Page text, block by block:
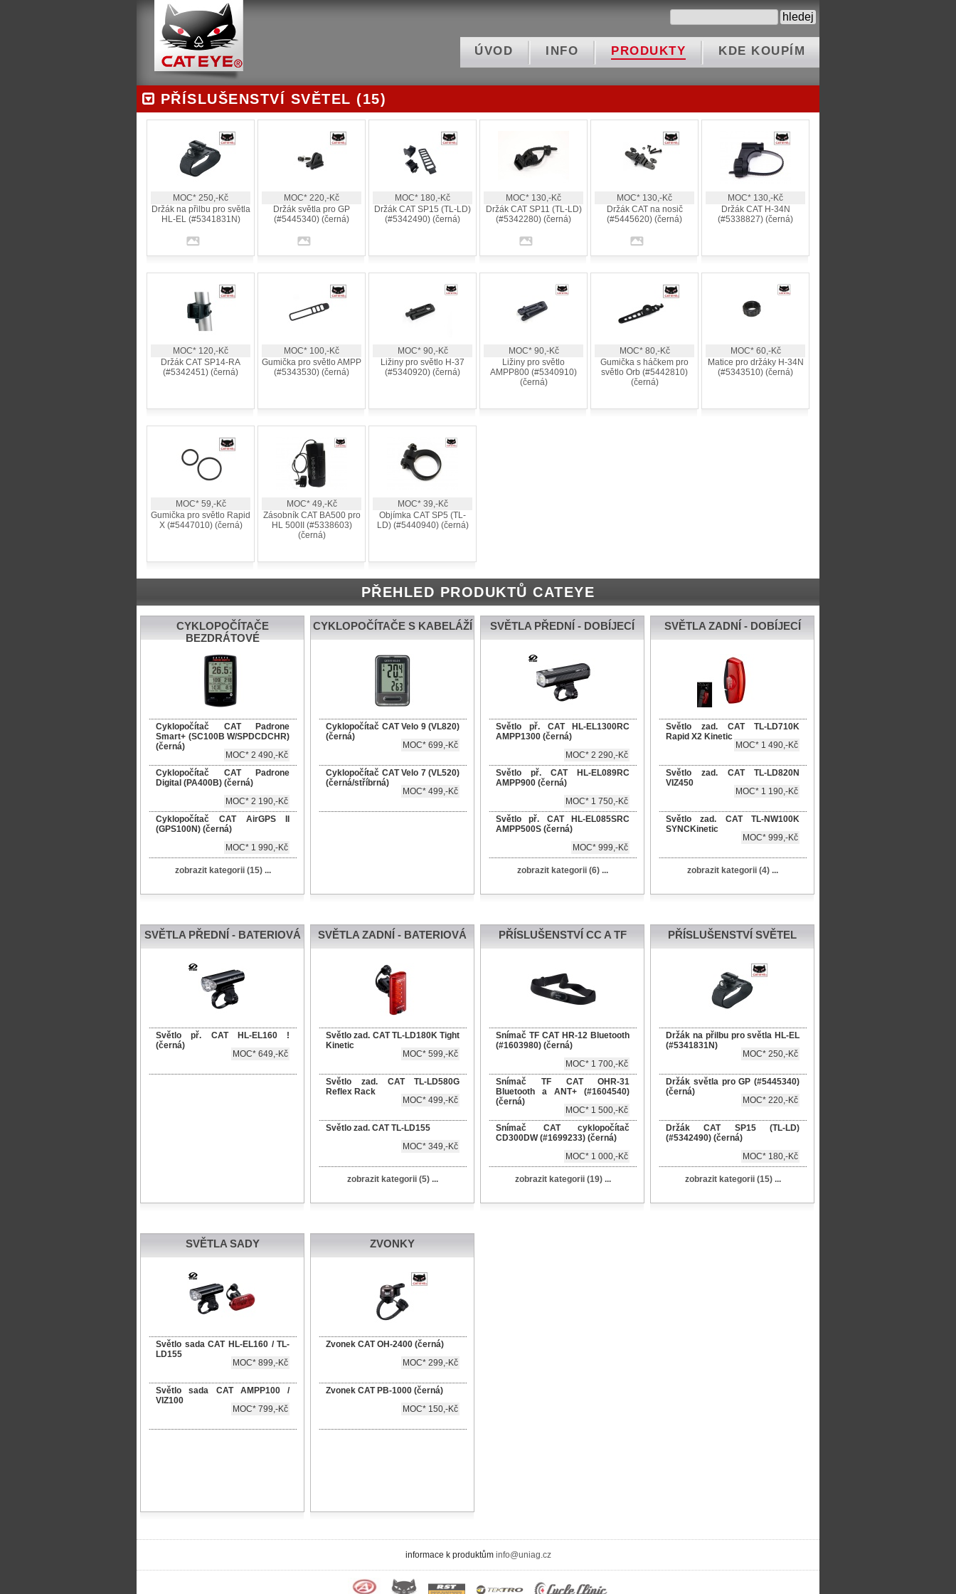
ÚVOD INFO PRODUKTY KDE KOUPÍM
PŘÍSLUŠENSTVÍ SVĚTEL (15)
MOC* 250,-Kč
Držák na přilbu pro světla
HL-EL (#5341831N)
MOC* 220,-Kč
Držák světla pro GP
(#5445340) (černá)
MOC* 180,-Kč
Držák CAT SP15 (TL-LD)
(#5342490) (černá)
MOC* 130,-Kč
Držák CAT SP11 (TL-LD)
(#5342280) (černá)
MOC* 130,-Kč
Držák CAT na nosič
(#5445620) (černá)
MOC* 130,-Kč
Držák CAT H-34N
(#5338827) (černá)
MOC* 120,-Kč
Držák CAT SP14-RA
(#5342451) (černá)
MOC* 100,-Kč
Gumička pro světlo AMPP
(#5343530) (černá)
MOC* 90,-Kč
Ližiny pro světlo H-37
(#5340920) (černá)
MOC* 90,-Kč
Ližiny pro světlo
AMPP800 (#5340910)
(černá)
MOC* 80,-Kč
Gumička s háčkem pro
světlo Orb (#5442810)
(černá)
MOC* 60,-Kč
Matice pro držáky H-34N
(#5343510) (černá)
MOC* 59,-Kč
Gumička pro světlo Rapid
X (#5447010) (černá)
MOC* 49,-Kč
Zásobník CAT BA500 pro
HL 500II (#5338603)
(černá)
MOC* 39,-Kč
Objímka CAT SP5 (TL-
LD) (#5440940) (černá)
PŘEHLED PRODUKTŮ CATEYE
CYKLOPOČÍTAČE
BEZDRÁTOVÉ
Cyklopočítač CAT Padrone
Smart+ (SC100B W/SPDCDCHR)
(černá)
MOC* 2 490,-Kč
Cyklopočítač CAT Padrone
Digital (PA400B) (černá)
MOC* 2 190,-Kč
Cyklopočítač CAT AirGPS II
(GPS100N) (černá)
MOC* 1 990,-Kč
zobrazit kategorii (15) ...
CYKLOPOČÍTAČE S KABELÁŽÍ
Cyklopočítač CAT Velo 9 (VL820)
(černá)
MOC* 699,-Kč
Cyklopočítač CAT Velo 7 (VL520)
(černá/stříbrná)
MOC* 499,-Kč
SVĚTLA PŘEDNÍ - DOBÍJECÍ
Světlo př. CAT HL-EL1300RC
AMPP1300 (černá)
MOC* 2 290,-Kč
Světlo př. CAT HL-EL089RC
AMPP900 (černá)
MOC* 1 750,-Kč
Světlo př. CAT HL-EL085SRC
AMPP500S (černá)
MOC* 999,-Kč
zobrazit kategorii (6) ...
SVĚTLA ZADNÍ - DOBÍJECÍ
Světlo zad. CAT TL-LD710K
Rapid X2 Kinetic
MOC* 1 490,-Kč
Světlo zad. CAT TL-LD820N
VIZ450
MOC* 1 190,-Kč
Světlo zad. CAT TL-NW100K
SYNCKinetic
MOC* 999,-Kč
zobrazit kategorii (4) ...
SVĚTLA PŘEDNÍ - BATERIOVÁ
Světlo př. CAT HL-EL160 !
(černá)
MOC* 649,-Kč
SVĚTLA ZADNÍ - BATERIOVÁ
Světlo zad. CAT TL-LD180K Tight
Kinetic
MOC* 599,-Kč
Světlo zad. CAT TL-LD580G
Reflex Rack
MOC* 499,-Kč
Světlo zad. CAT TL-LD155
MOC* 349,-Kč
zobrazit kategorii (5) ...
PŘÍSLUŠENSTVÍ CC A TF
Snímač TF CAT HR-12 Bluetooth
(#1603980) (černá)
MOC* 1 700,-Kč
Snímač TF CAT OHR-31
Bluetooth a ANT+ (#1604540)
(černá)
MOC* 1 500,-Kč
Snímač CAT cyklopočítač
CD300DW (#1699233) (černá)
MOC* 1 000,-Kč
zobrazit kategorii (19) ...
PŘÍSLUŠENSTVÍ SVĚTEL
Držák na přilbu pro světla HL-EL
(#5341831N)
MOC* 250,-Kč
Držák světla pro GP (#5445340)
(černá)
MOC* 220,-Kč
Držák CAT SP15 (TL-LD)
(#5342490) (černá)
MOC* 180,-Kč
zobrazit kategorii (15) ...
SVĚTLA SADY
Světlo sada CAT HL-EL160 / TL-
LD155
MOC* 899,-Kč
Světlo sada CAT AMPP100 /
VIZ100
MOC* 799,-Kč
ZVONKY
Zvonek CAT OH-2400 (černá)
MOC* 299,-Kč
Zvonek CAT PB-1000 (černá)
MOC* 150,-Kč
informace k produktům info@uniag.cz